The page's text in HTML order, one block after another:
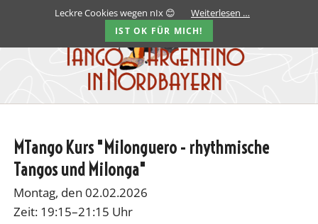
MTango Kurs "Milonguero - rhythmische
Tangos und Milonga"
Montag, den 02.02.2026
Zeit: 19:15–21:15 Uhr
Leckre Cookies wegen nIx 😊 Weiterlesen …
IST OK FÜR MICH!